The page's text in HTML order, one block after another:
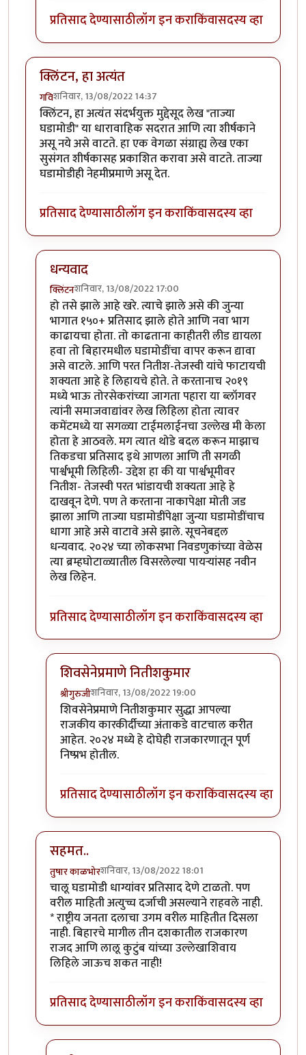
प्रतिसाद देण्यासाठीलॉग इन कराकिंवासदस्य व्हा
क्लिंटन, हा अत्यंत
गविशनिवार, 13/08/2022 14:37
क्लिंटन, हा अत्यंत संदर्भयुक्त मुद्देसूद लेख "ताज्या
घडामोडी" या धारावाहिक सदरात आणि त्या शीर्षकाने
असू नये असे वाटते. हा एक वेगळा संग्राह्य लेख एका
सुसंगत शीर्षकासह प्रकाशित करावा असे वाटते. ताज्या
घडामोडीही नेहमीप्रमाणे असू देत.
प्रतिसाद देण्यासाठीलॉग इन कराकिंवासदस्य व्हा
धन्यवाद
क्लिंटनशनिवार, 13/08/2022 17:00
In reply toक्लिंटन, हा अत्यंतbyगवि
हो तसे झाले आहे खरे. त्याचे झाले असे की जुन्या
भागात १५०+ प्रतिसाद झाले होते आणि नवा भाग
काढायचा होता. तो काढताना काहीतरी लीड द्यायला
हवा तो बिहारमधील घडामोडींचा वापर करून द्यावा
असे वाटले. आणि परत नितीश-तेजस्वी यांचे फाटायची
शक्यता आहे हे लिहायचे होते. ते करतानाच २०१९
मध्ये भाऊ तोरसेकरांच्या जागता पहारा या ब्लॉगवर
त्यांनी समाजवाद्यांवर लेख लिहिला होता त्यावर
कमेंटमध्ये या सगळ्या टाईमलाईनचा उल्लेख मी केला
होता हे आठवले. मग त्यात थोडे बदल करून माझाच
तिकडचा प्रतिसाद इथे आणला आणि ती सगळी
पार्श्वभूमी लिहिली- उद्देश हा की या पार्श्वभूमीवर
नितीश- तेजस्वी परत भांडायची शक्यता आहे हे
दाखवून देणे. पण ते करताना नाकापेक्षा मोती जड
झाला आणि ताज्या घडामोडींपेक्षा जुन्या घडामोडींचाच
धागा आहे असे वाटावे असे झाले. सूचनेबद्दल
धन्यवाद. २०२४ च्या लोकसभा निवडणुकांच्या वेळेस
त्या ब्रम्हघोटाळ्यातील विसरलेल्या पायर्‍यांसह नवीन
लेख लिहेन.
प्रतिसाद देण्यासाठीलॉग इन कराकिंवासदस्य व्हा
शिवसेनेप्रमाणे नितीशकुमार
श्रीगुरुजीशनिवार, 13/08/2022 19:00
In reply toधन्यवादbyक्लिंटन
शिवसेनेप्रमाणे नितीशकुमार सुद्धा आपल्या
राजकीय कारकीर्दीच्या अंताकडे वाटचाल करीत
आहेत. २०२४ मध्ये हे दोघेही राजकारणातून पूर्ण
निष्प्रभ होतील.
प्रतिसाद देण्यासाठीलॉग इन कराकिंवासदस्य व्हा
सहमत..
तुषार काळभोरशनिवार, 13/08/2022 18:01
In reply toक्लिंटन, हा अत्यंतbyगवि
चालू घडामोडी धाग्यांवर प्रतिसाद देणे टाळतो. पण
वरील माहिती अत्युच्च दर्जाची असल्याने राहवले नाही.
* राष्ट्रीय जनता दलाचा उगम वरील माहितीत दिसला
नाही. बिहारचे मागील तीन दशकातील राजकारण
राजद आणि लालू कुटुंब यांच्या उल्लेखाशिवाय
लिहिले जाऊच शकत नाही!
प्रतिसाद देण्यासाठीलॉग इन कराकिंवासदस्य व्हा